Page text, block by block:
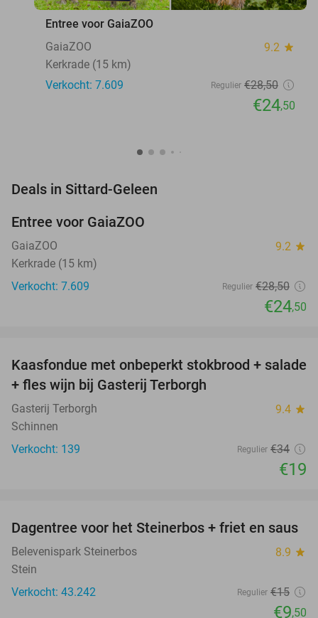
Entree voor GaiaZOO
GaiaZOO
9.2 star
Kerkrade (15 km)
Verkocht: 7.609
Regulier €28,50
€24,50
Deals in Sittard-Geleen
Entree voor GaiaZOO
GaiaZOO 9.2 star
Kerkrade (15 km)
Verkocht: 7.609
Regulier €28,50
€24,50
44%
Kaasfondue met onbeperkt stokbrood + salade
+ fles wijn bij Gasterij Terborgh
Gasterij Terborgh 9.4 star
Schinnen
Verkocht: 139
Regulier €34
€19
37%
Dagentree voor het Steinerbos + friet en saus
Belevenispark Steinerbos 8.9 star
Stein
Verkocht: 43.242
Regulier €15
€9,50